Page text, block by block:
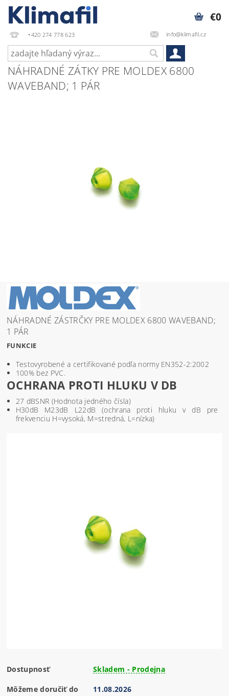
+420 274 778 623 info@klimafil.cz
€0
NÁHRADNÉ ZÁTKY PRE MOLDEX 6800
WAVEBAND; 1 PÁR
NÁHRADNÉ ZÁSTRČKY PRE MOLDEX 6800 WAVEBAND;
1 PÁR
FUNKCIE
Testovyrobené a certifikované podľa normy EN352-2:2002
100% bez PVC.
OCHRANA PROTI HLUKU V DB
27 dBSNR (Hodnota jedného čísla)
H30dB M23dB L22dB (ochrana proti hluku v dB pre
frekvenciu H=vysoká, M=stredná, L=nízka)
Dostupnosť Skladem - Prodejna
Môžeme doručiť do 11.08.2026